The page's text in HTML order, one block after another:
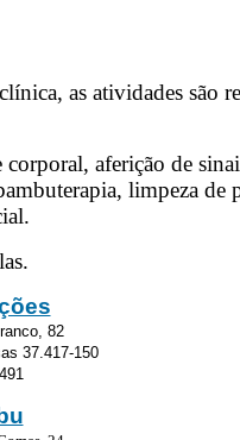
as atividades são
aferição de
limpeza
82
37.417-150